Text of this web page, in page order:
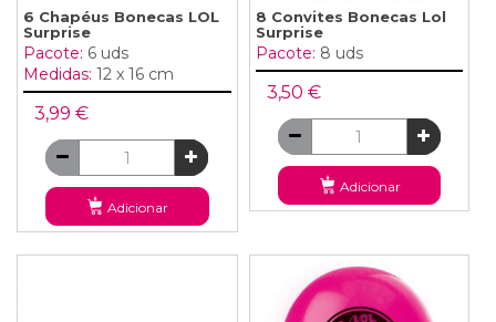
6 Chapéus Bonecas LOL
Surprise
Pacote: 6 uds
Medidas: 12 x 16 cm
3,99 €
Adicionar
8 Convites Bonecas Lol
Surprise
Pacote: 8 uds
3,50 €
Adicionar